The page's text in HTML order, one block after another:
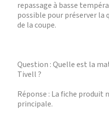
repassage à basse
possible pour préserver la
de la coupe.
Question : Quelle est la
Tivell ?
Réponse : La fiche produit
principale.